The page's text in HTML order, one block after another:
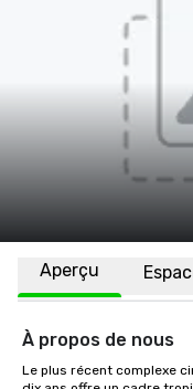
Aperçu
À propos de nous
Le plus récent complexe